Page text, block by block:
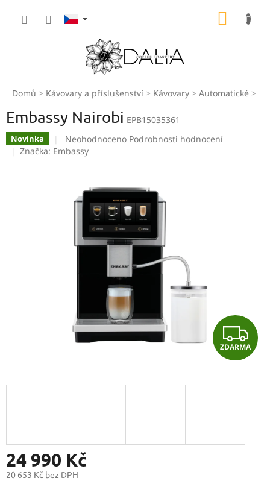
Domů Kávovary a příslušenství Kávovary Automatické
Embassy Nairobi EPB15035361
Novinka
Průměrné
hodnocení
hvězdiček.
Neohodnoceno Podrobnosti hodnocení
Značka: Embassy
Z
D
ZDARMA
24 990 Kč
20 653 Kč bez DPH